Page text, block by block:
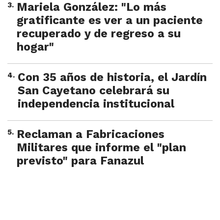
3. Mariela González: "Lo más
gratificante es ver a un paciente
recuperado y de regreso a su
hogar"
4. Con 35 años de historia, el Jardín
San Cayetano celebrará su
independencia institucional
5. Reclaman a Fabricaciones
Militares que informe el "plan
previsto" para Fanazul